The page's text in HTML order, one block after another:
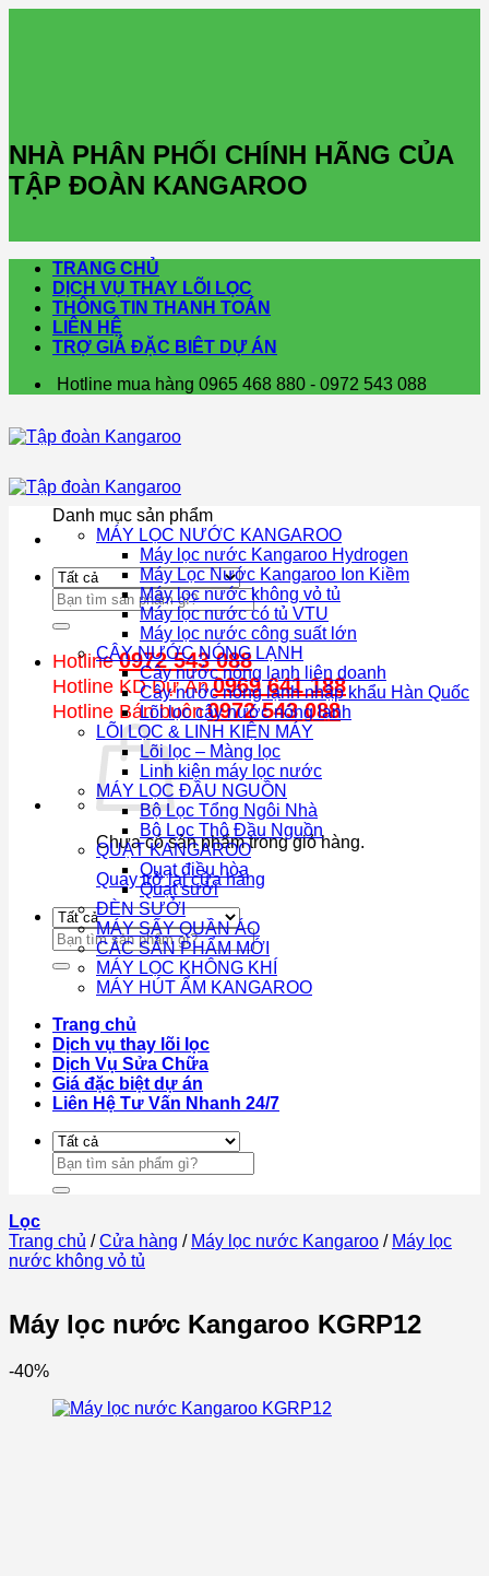
NHÀ PHÂN PHỐI CHÍNH HÃNG CỦA
TẬP ĐOÀN KANGAROO
TRANG CHỦ
DỊCH VỤ THAY LÕI LỌC
THÔNG TIN THANH TOÁN
LIÊN HỆ
TRỢ GIÁ ĐẶC BIÊT DỰ ÁN
Hotline mua hàng 0965 468 880 - 0972 543 088
Tìm
kiếm:
Hotline0972 543 088
Hotline KD Dự Án 0969 641 188
Hotline Bán buôn 0972 543 088
Chưa có sản phẩm trong giỏ hàng.
Quay trở lại cửa hàng
Tìm
kiếm:
Danh mục sản phẩm
MÁY LỌC NƯỚC KANGAROO
Máy lọc nước Kangaroo Hydrogen
Máy Lọc Nước Kangaroo Ion Kiềm
Máy lọc nước không vỏ tủ
Máy lọc nước có tủ VTU
Máy lọc nước công suất lớn
CÂY NƯỚC NÓNG LẠNH
Cây nước nóng lạnh liên doanh
Cây nước nóng lạnh nhập khẩu Hàn Quốc
Lõi lọc cây nước nóng lạnh
LÕI LỌC & LINH KIỆN MÁY
Lõi lọc – Màng lọc
Linh kiện máy lọc nước
MÁY LỌC ĐẦU NGUỒN
Bộ Lọc Tổng Ngôi Nhà
Bộ Lọc Thô Đầu Nguồn
QUẠT KANGAROO
Quạt điều hòa
Quạt sưởi
ĐÈN SƯỞI
MÁY SẤY QUẦN ÁO
CÁC SẢN PHẨM MỚI
MÁY LỌC KHÔNG KHÍ
MÁY HÚT ẨM KANGAROO
Trang chủ
Dịch vụ thay lõi lọc
Dịch Vụ Sửa Chữa
Giá đặc biệt dự án
Liên Hệ Tư Vấn Nhanh 24/7
Tìm
kiếm:
Lọc
Trang chủ / Cửa hàng / Máy lọc nước Kangaroo / Máy lọc
nước không vỏ tủ
Máy lọc nước Kangaroo KGRP12
-40%